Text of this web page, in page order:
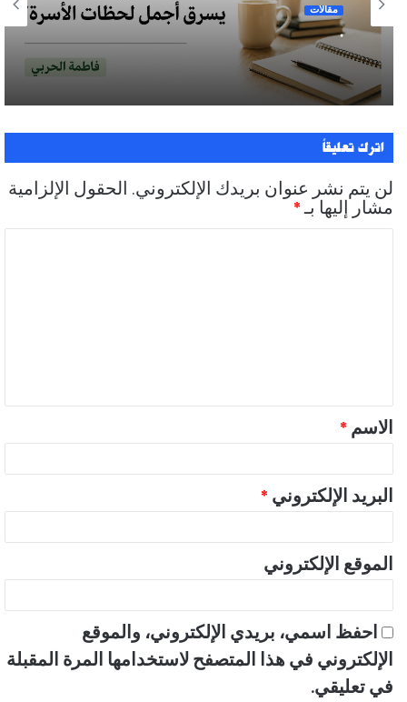
مقالات
.
اترك تعليقاً
لن يتم نشر عنوان بريدك الإلكتروني. الحقول الإلزامية
مشار إليها بـ*
ق
*
الاسم *
البريد الإلكتروني *
الموقع الإلكتروني
احفظ اسمي، بريدي الإلكتروني، والموقع
الإلكتروني في هذا المتصفح لاستخدامها المرة المقبلة
في تعليقي.